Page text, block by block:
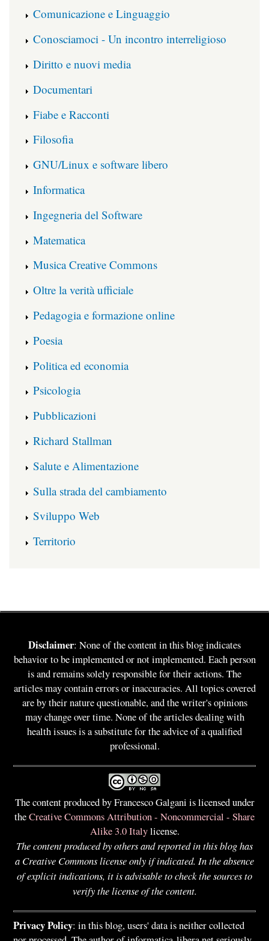
Comunicazione e Linguaggio
Conosciamoci - Un incontro interreligioso
Diritto e nuovi media
Documentari
Fiabe e Racconti
Filosofia
GNU/Linux e software libero
Informatica
Ingegneria del Software
Matematica
Musica Creative Commons
Oltre la verità ufficiale
Pedagogia e formazione online
Poesia
Politica ed economia
Psicologia
Pubblicazioni
Richard Stallman
Salute e Alimentazione
Sulla strada del cambiamento
Sviluppo Web
Territorio
Disclaimer: None of the content in this blog indicates
behavior to be implemented or not implemented. Each person
is and remains solely responsible for their actions. The
articles may contain errors or inaccuracies. All topics covered
are by their nature questionable, and the writer's opinions
may change over time. None of the articles dealing with
health issues is a substitute for the advice of a qualified
professional.
The content produced by Francesco Galgani is licensed under
theCreative Commons Attribution - Noncommercial - Share
Alike 3.0 Italylicense.
The content produced by others and reported in this blog has
a Creative Commons license only if indicated. In the absence
of explicit indications, it is advisable to check the sources to
verify the license of the content.
Privacy Policy: in this blog, users' data is neither collected